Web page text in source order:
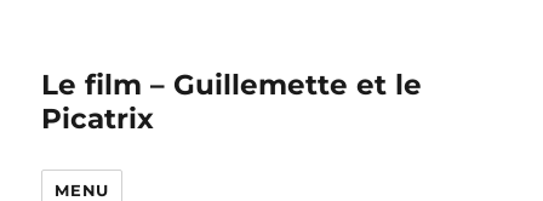
Le film – Guillemette et le
Picatrix
MENU